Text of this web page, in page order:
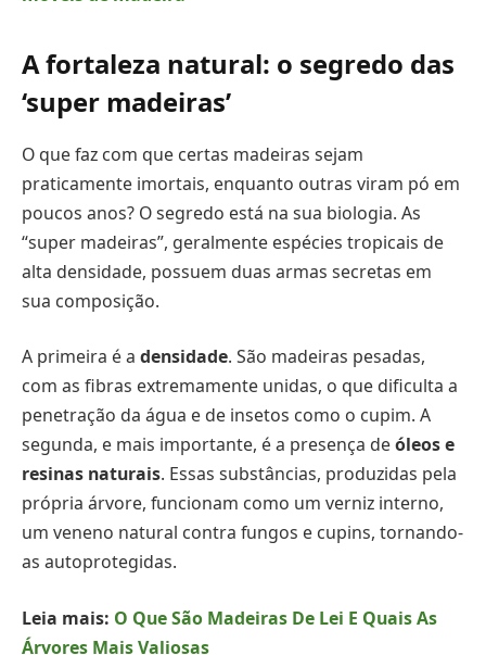
A fortaleza natural: o segredo das
‘super madeiras’
O que faz com que certas madeiras sejam
praticamente imortais, enquanto outras viram pó em
poucos anos? O segredo está na sua biologia. As
“super madeiras”, geralmente espécies tropicais de
alta densidade, possuem duas armas secretas em
sua composição.
A primeira é a densidade. São madeiras pesadas,
com as fibras extremamente unidas, o que dificulta a
penetração da água e de insetos como o cupim. A
segunda, e mais importante, é a presença deóleos e
resinas naturais. Essas substâncias, produzidas pela
própria árvore, funcionam como um verniz interno,
um veneno natural contra fungos e cupins, tornando-
as autoprotegidas.
Leia mais: O Que São Madeiras De Lei E Quais As
Árvores Mais Valiosas